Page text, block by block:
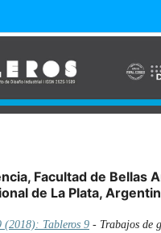
Facultad de Bellas
de La Plata,
(2018): Tableros 9 - Trabajos de